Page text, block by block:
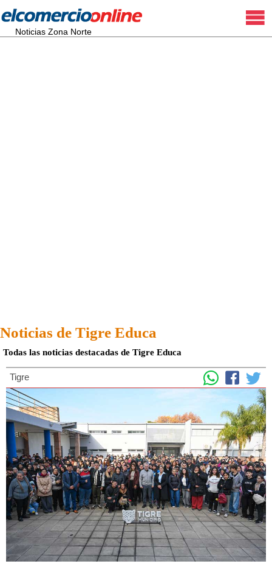
Noticias Zona Norte
Noticias de Tigre Educa
Todas las noticias destacadas de Tigre Educa
Tigre